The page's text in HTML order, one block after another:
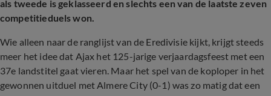
als tweede is geklasseerd en slechts een van de laatste zeven
competitieduels won.
Wie alleen naar de ranglijst van de Eredivisie kijkt, krijgt steeds
meer het idee dat Ajax het 125-jarige verjaardagsfeest met een
37e landstitel gaat vieren. Maar het spel van de koploper in het
gewonnen uitduel met Almere City (0-1) was zo matig dat een